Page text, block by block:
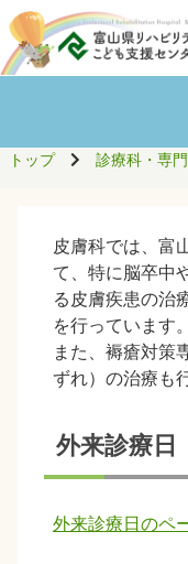
トップ 診療科・専
皮膚科では、富
て、特に脳卒中
る皮膚疾患の治
を行っています。
また、褥瘡対策
ずれ）の治療も
外来診療日
外来診療日のペ